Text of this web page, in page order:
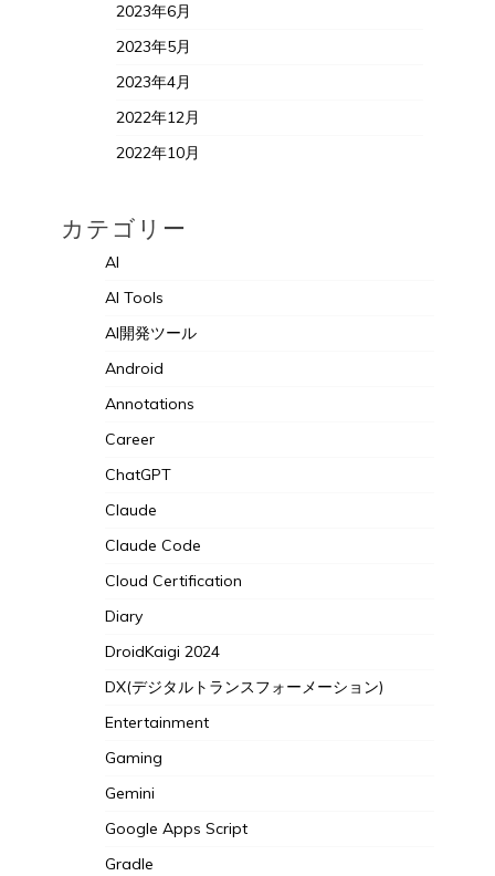
2023年6月
2023年5月
2023年4月
2022年12月
2022年10月
カテゴリー
AI
AI Tools
AI開発ツール
Android
Annotations
Career
ChatGPT
Claude
Claude Code
Cloud Certification
Diary
DroidKaigi 2024
DX(デジタルトランスフォーメーション)
Entertainment
Gaming
Gemini
Google Apps Script
Gradle